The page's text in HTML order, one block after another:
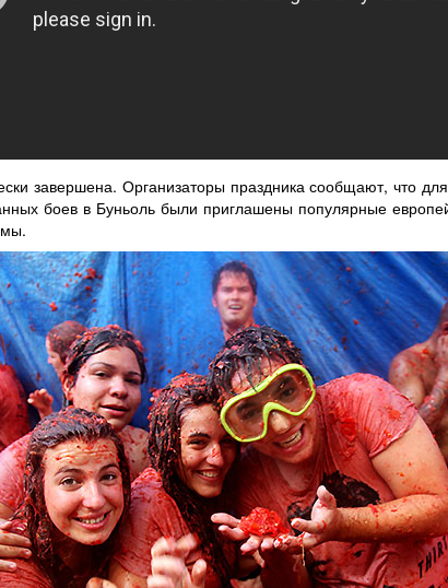
завершена. Организаторы праздника сообщают, что
боев в Буньоль были приглашены популярные